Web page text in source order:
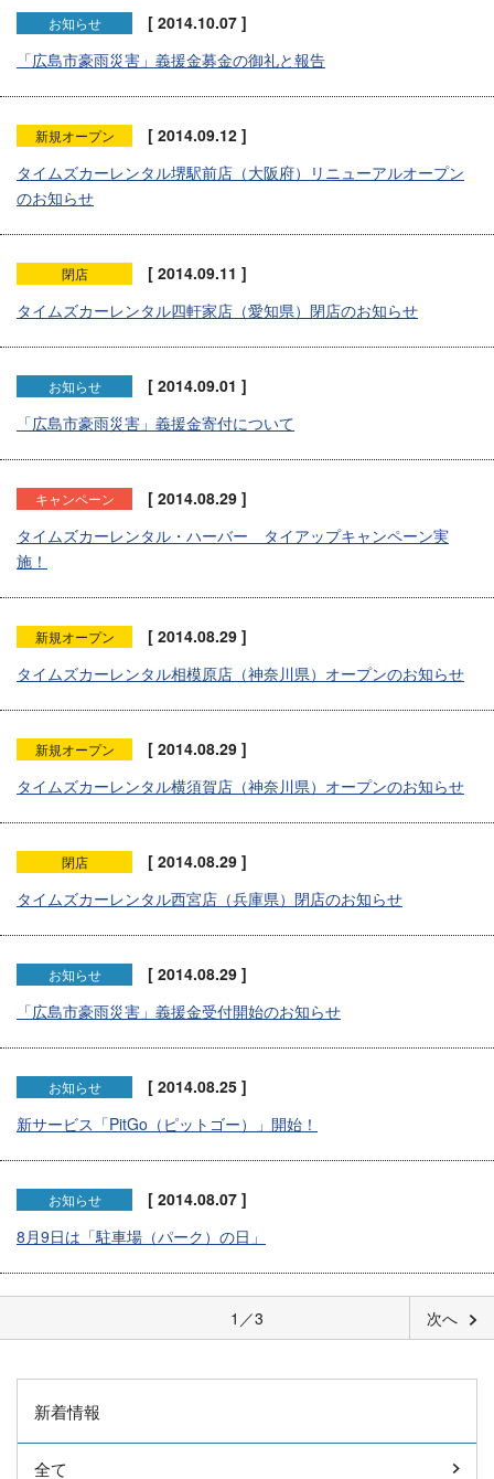
お知らせ
[ 2014.10.07 ]
「広島市豪雨災害」義援金募金の御礼と報告
新規オープン
[ 2014.09.12 ]
タイムズカーレンタル堺駅前店（大阪府）リニューアルオープン
のお知らせ
閉店
[ 2014.09.11 ]
タイムズカーレンタル四軒家店（愛知県）閉店のお知らせ
お知らせ
[ 2014.09.01 ]
「広島市豪雨災害」義援金寄付について
キャンペーン
[ 2014.08.29 ]
タイムズカーレンタル・ハーバー タイアップキャンペーン実
施！
新規オープン
[ 2014.08.29 ]
タイムズカーレンタル相模原店（神奈川県）オープンのお知らせ
新規オープン
[ 2014.08.29 ]
タイムズカーレンタル横須賀店（神奈川県）オープンのお知らせ
閉店
[ 2014.08.29 ]
タイムズカーレンタル西宮店（兵庫県）閉店のお知らせ
お知らせ
[ 2014.08.29 ]
「広島市豪雨災害」義援金受付開始のお知らせ
お知らせ
[ 2014.08.25 ]
新サービス「PitGo（ピットゴー）」開始！
お知らせ
[ 2014.08.07 ]
8月9日は「駐車場（パーク）の日」
1／3 次へ
新着情報
全て